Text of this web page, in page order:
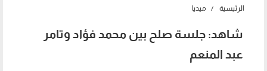
الرئيسية ميديا
شاهد: جلسة صلح بين محمد فؤاد وتامر
عبد المنعم